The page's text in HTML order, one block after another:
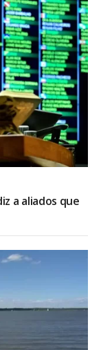
a aliados que